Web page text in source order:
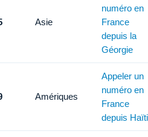
Asie
numéro en
France
depuis la
Géorgie
Amériques
Appeler un
numéro en
France
depuis Haïti